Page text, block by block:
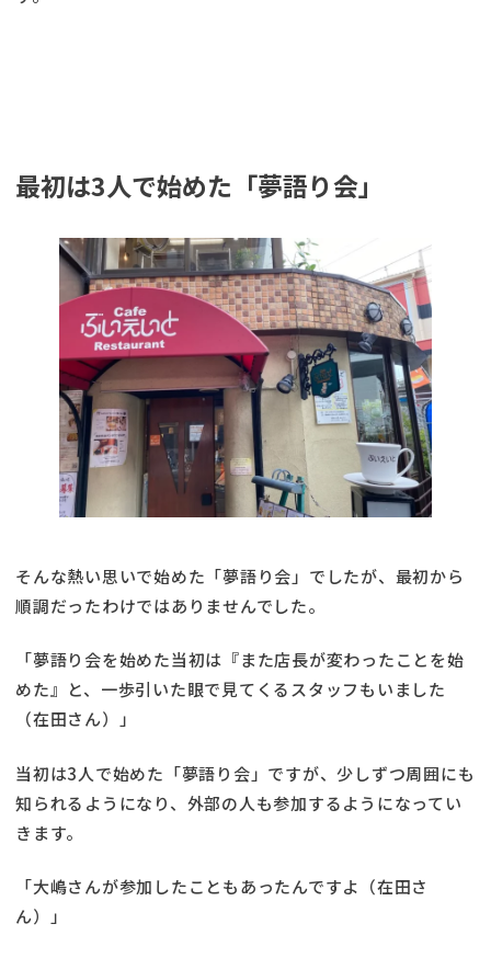
最初は3人で始めた「夢語り会」
そんな熱い思いで始めた「夢語り会」でしたが、最初から
順調だったわけではありませんでした。
「夢語り会を始めた当初は『また店長が変わったことを始
めた』と、一歩引いた眼で見てくるスタッフもいました
（在田さん）」
当初は3人で始めた「夢語り会」ですが、少しずつ周囲にも
知られるようになり、外部の人も参加するようになってい
きます。
「大嶋さんが参加したこともあったんですよ（在田さ
ん）」